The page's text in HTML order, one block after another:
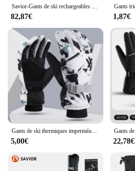
Savior-Gants de ski rechargeables pour hommes et femmes, mitaines, batterie Eelcaccelerbattery, maintien au chaud, sports de plein air, hiver
82,87€ 1,87€
Gants de ski thermiques imperméables pour hommes et femmes, coton épais, coordonnants, chauds, équitation, extérieur, graffiti, cyclisme, hiver, 506
5,00€ 22,78€